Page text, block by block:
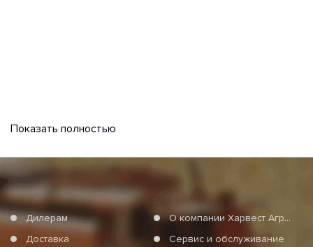
Показать полностью
Дилерам
О компании Харвест Агро Груп
Доставка
Сервис и обслуживание